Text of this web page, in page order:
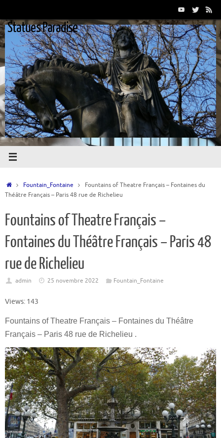
contenu
Statues Paradise
AccueilFountain_Fontaine
Fountains of Theatre Français – Fontaines du
Théâtre Français – Paris 48 rue de Richelieu
Fountains of Theatre Français –
Fontaines du Théâtre Français – Paris 48
rue de Richelieu
admin 25 novembre 2022 Fountain_Fontaine
Views: 143
Fountains of Theatre Français – Fontaines du Théâtre
Français – Paris 48 rue de Richelieu .